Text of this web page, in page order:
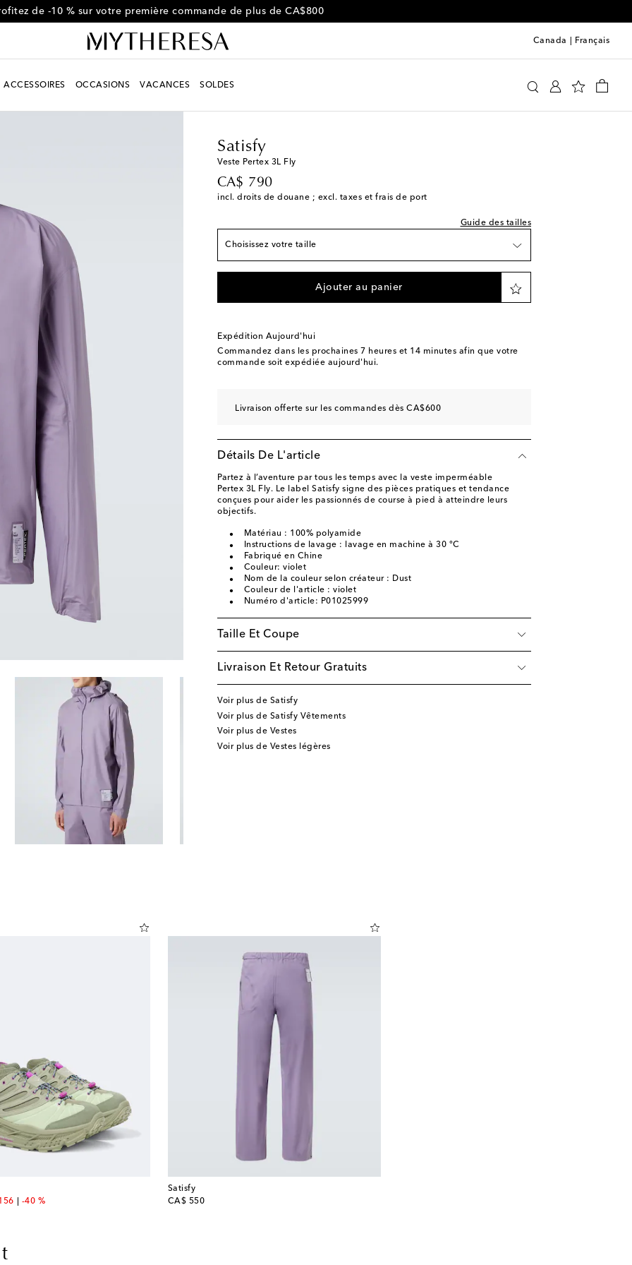
de -10 % sur votre première commande de plus de CA$800
Canada Français
ACCESSOIRES OCCASIONS VACANCES SOLDES
Satisfy
Veste Pertex 3L Fly
CA$ 790
original price
incl. droits de douane ; excl. taxes et frais de port
Guide des tailles
Choisissez votre taille
Correspond à la taille indiquée
S Stock faible
M Stock faible
XL Stock faible
Ajouter au panier
Expédition Aujourd'hui
Commandez dans les prochaines 7 heures et 14 minutes afin que votre
commande soit expédiée aujourd'hui.
Livraison offerte sur les commandes dès CA$600
Détails De L'article
Partez à l’aventure par tous les temps avec la veste imperméable
Pertex 3L Fly. Le label Satisfy signe des pièces pratiques et tendance
conçues pour aider les passionnés de course à pied à atteindre leurs
objectifs.
Matériau : 100% polyamide
Instructions de lavage : lavage en machine à 30 °C
Fabriqué en Chine
Couleur: violet
Nom de la couleur selon créateur : Dust
Couleur de l'article : violet
Numéro d'article: P01025999
Taille Et Coupe
Livraison Et Retour Gratuits
Voir plus de Satisfy
Voir plus de Satisfy Vêtements
Voir plus de Vestes
Voir plus de Vestes légères
price
-40 %
Satisfy
CA$ 550
original price